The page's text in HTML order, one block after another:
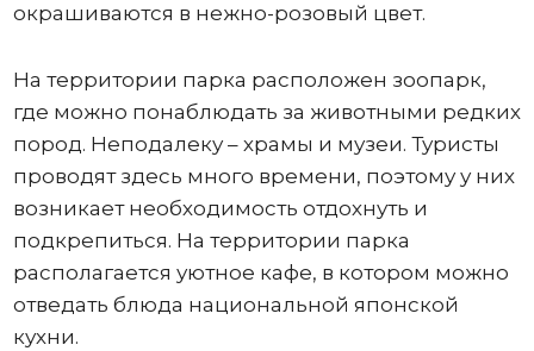
окрашиваются в нежно-розовый цвет.
На территории парка расположен зоопарк,
где можно понаблюдать за животными редких
пород. Неподалеку – храмы и музеи. Туристы
проводят здесь много времени, поэтому у них
возникает необходимость отдохнуть и
подкрепиться. На территории парка
располагается уютное кафе, в котором можно
отведать блюда национальной японской
кухни.